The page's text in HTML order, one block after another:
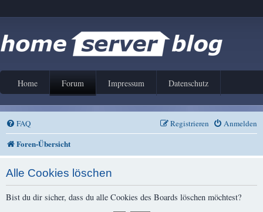
Home Forum Impressum Datenschutz
FAQ Anmelden
Registrieren
Foren-Übersicht
Alle Cookies löschen
Bist du dir sicher, dass du alle Cookies des Boards löschen möchtest?